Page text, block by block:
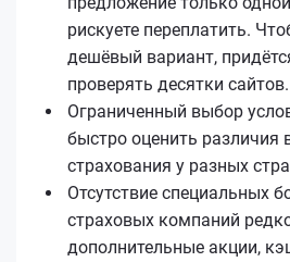
рискуете переплатить.
дешёвый вариант,
проверять десятки сайтов.
Ограниченный выбор
быстро оценить различия
страхования у разных
Отсутствие специальных
страховых компаний
дополнительные акции,